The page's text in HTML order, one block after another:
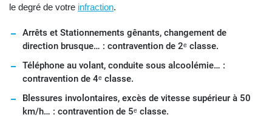
le degré de votre infraction.
Arrêts et Stationnements gênants, changement de
direction brusque… : contravention de 2ᵉ classe.
Téléphone au volant, conduite sous alcoolémie… :
contravention de 4ᵉ classe.
Blessures involontaires, excès de vitesse supérieur à 50
km/h… : contravention de 5ᵉ classe.